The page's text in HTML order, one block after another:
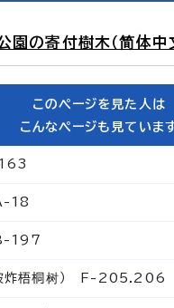
園の寄付樹木（简体中
このページを見た人は
こんなページも見ていま
18
197
炸梧桐树） F-205.206